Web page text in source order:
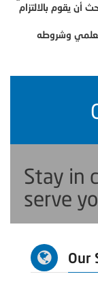
أن يقوم بالالتزام
وشروطه
Stay in
serve
Our